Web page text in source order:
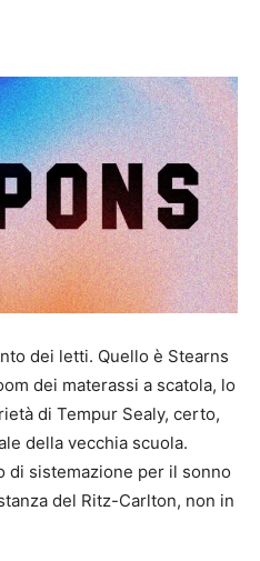
dei letti. Quello è Stearns
dei materassi a scatola, lo
di Tempur Sealy, certo,
della vecchia scuola.
di sistemazione per il sonno
del Ritz-Carlton, non in